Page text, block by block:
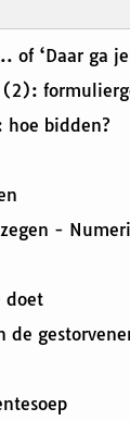
of ‘Daar ga
hoe bidden?
-
doet
de